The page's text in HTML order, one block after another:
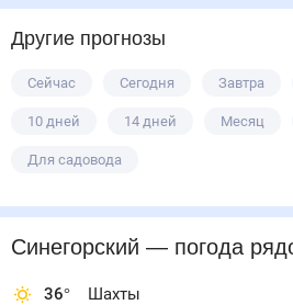
Другие прогнозы
Сейчас Сегодня Завтра
10 дней 14 дней Месяц
Для садовода
Синегорский — погода
36° Шахты